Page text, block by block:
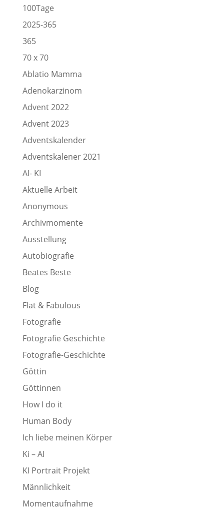
100Tage
2025-365
365
70 x 70
Ablatio Mamma
Adenokarzinom
Advent 2022
Advent 2023
Adventskalender
Adventskalener 2021
AI- KI
Aktuelle Arbeit
Anonymous
Archivmomente
Ausstellung
Autobiografie
Beates Beste
Blog
Flat & Fabulous
Fotografie
Fotografie Geschichte
Fotografie-Geschichte
Göttin
Göttinnen
How I do it
Human Body
Ich liebe meinen Körper
Ki – AI
KI Portrait Projekt
Männlichkeit
Momentaufnahme